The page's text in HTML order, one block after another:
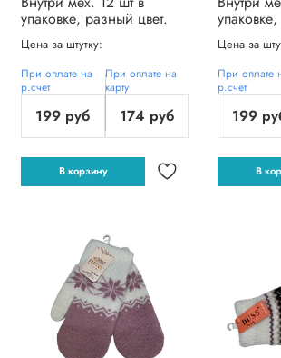
упаковке, разный цвет.
Цена за штутку:
При оплате на
р.счет
199 руб
При оплате на
карту
174 руб
В корзину
Цена за
При оплате
р.счет
199
В